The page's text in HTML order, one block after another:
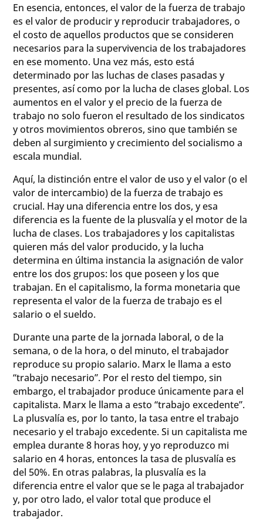
En esencia, entonces, el valor de la fuerza de trabajo
es el valor de producir y reproducir trabajadores, o
el costo de aquellos productos que se consideren
necesarios para la supervivencia de los trabajadores
en ese momento. Una vez más, esto está
determinado por las luchas de clases pasadas y
presentes, así como por la lucha de clases global. Los
aumentos en el valor y el precio de la fuerza de
trabajo no solo fueron el resultado de los sindicatos
y otros movimientos obreros, sino que también se
deben al surgimiento y crecimiento del socialismo a
escala mundial.
Aquí, la distinción entre el valor de uso y el valor (o el
valor de intercambio) de la fuerza de trabajo es
crucial. Hay una diferencia entre los dos, y esa
diferencia es la fuente de la plusvalía y el motor de la
lucha de clases. Los trabajadores y los capitalistas
quieren más del valor producido, y la lucha
determina en última instancia la asignación de valor
entre los dos grupos: los que poseen y los que
trabajan. En el capitalismo, la forma monetaria que
representa el valor de la fuerza de trabajo es el
salario o el sueldo.
Durante una parte de la jornada laboral, o de la
semana, o de la hora, o del minuto, el trabajador
reproduce su propio salario. Marx le llama a esto
“trabajo necesario”. Por el resto del tiempo, sin
embargo, el trabajador produce únicamente para el
capitalista. Marx le llama a esto “trabajo excedente”.
La plusvalía es, por lo tanto, la tasa entre el trabajo
necesario y el trabajo excedente. Si un capitalista me
emplea durante 8 horas hoy, y yo reproduzco mi
salario en 4 horas, entonces la tasa de plusvalía es
del 50%. En otras palabras, la plusvalía es la
diferencia entre el valor que se le paga al trabajador
y, por otro lado, el valor total que produce el
trabajador.